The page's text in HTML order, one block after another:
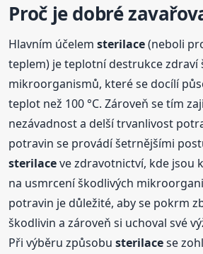
Proč je dobré
Hlavním účelemsterilace(neboli
teplem) je teplotní destrukce zdraví
mikroorganismů, které se docílí
teplot než 100 °C. Zároveň se tím
nezávadnost a delší trvanlivost
potravin se provádí šetrnějšími
sterilaceve zdravotnictví, kde jsou
na usmrcení škodlivých
potravin je důležité, aby se pokrm
škodlivin a zároveň si uchoval své
Při výběru způsobusterilacese